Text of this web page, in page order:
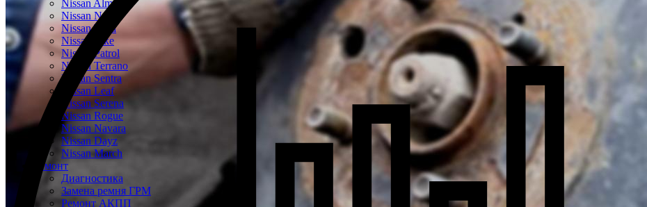
Nissan Almera
Nissan Note
Nissan Tiida
Nissan Juke
Nissan Patrol
Nissan Terrano
Nissan Sentra
Nissan Leaf
Nissan Serena
Nissan Rogue
Nissan Navara
Nissan Dayz
Nissan March
Ремонт
Диагностика
Замена ремня ГРМ
Ремонт АКПП